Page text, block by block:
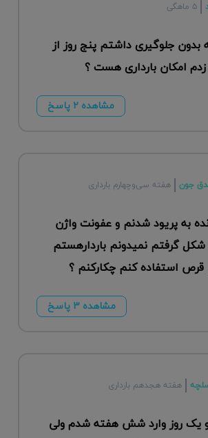
۵ ماهگی
بدون جلوگیری داشتم پنج روز از
امکان بارداری هست ؟
مشاهده ۲ پاسخ
جون هفته سی‌وچهارم بارداری
مانده به پریود شدنم و عفونت واژن
شکل گرفتم نمیدونم باردارهستم
قرص استفاده کنم چکارکنم ؟
مشاهده ۳ پاسخ
هفته هجدهم بارداری
و یک روز وارد شش هفته شدم ولی